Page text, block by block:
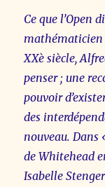
Ce que l’Open
mathématicien
XXè siècle,
penser ; une
pouvoir
des
nouveau. Dans
de Whitehead
Isabelle